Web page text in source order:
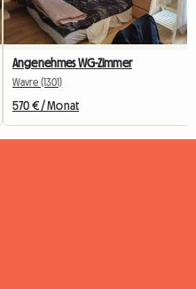
Angenehmes WG-Zimmer
Wavre (1301)
570 € / Monat